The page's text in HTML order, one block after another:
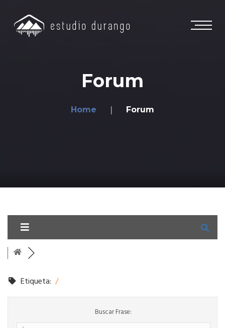
Forum
Home Forum
Etiqueta: /
Buscar Frase: